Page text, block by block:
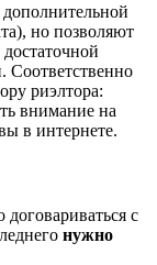
но позволяют
Соответственно
риэлтора:
внимание на
в интернете.
с
нужно